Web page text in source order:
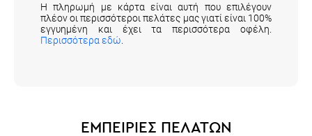
Η πληρωμή με κάρτα είναι αυτή που επιλέγουν
πλέον οι περισσότεροι πελάτες μας γιατί είναι 100%
εγγυημένη και έχει τα περισσότερα οφέλη.
Περισσότερα εδώ
ΕΜΠΕΙΡΙΕΣ ΠΕΛΑΤΩΝ